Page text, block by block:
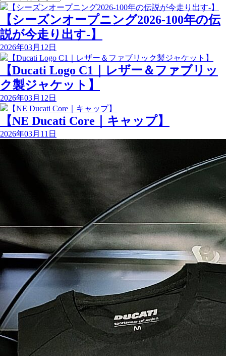
【シーズンオープニング2026-100年の伝
説が今走り出す-】
2026年03月12日
【Ducati Logo C1｜レザー＆ファブリッ
ク製ジャケット】
2026年03月12日
【NE Ducati Core｜キャップ】
2026年03月11日